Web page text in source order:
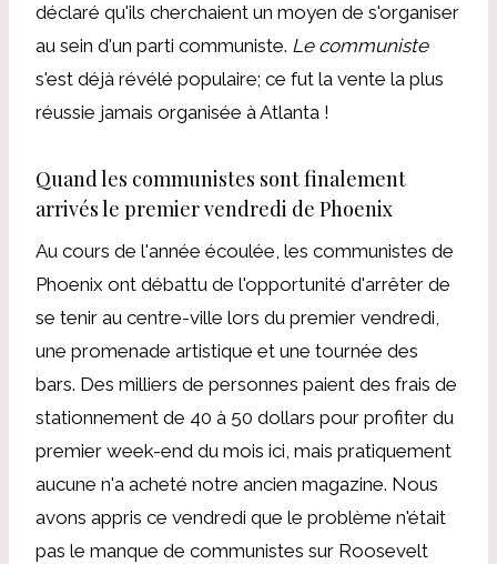
déclaré qu'ils cherchaient un moyen de s'organiser
au sein d'un parti communiste. Le communiste
s'est déjà révélé populaire; ce fut la vente la plus
réussie jamais organisée à Atlanta !
Quand les communistes sont finalement
arrivés le premier vendredi de Phoenix
Au cours de l'année écoulée, les communistes de
Phoenix ont débattu de l'opportunité d'arrêter de
se tenir au centre-ville lors du premier vendredi,
une promenade artistique et une tournée des
bars. Des milliers de personnes paient des frais de
stationnement de 40 à 50 dollars pour profiter du
premier week-end du mois ici, mais pratiquement
aucune n'a acheté notre ancien magazine. Nous
avons appris ce vendredi que le problème n'était
pas le manque de communistes sur Roosevelt